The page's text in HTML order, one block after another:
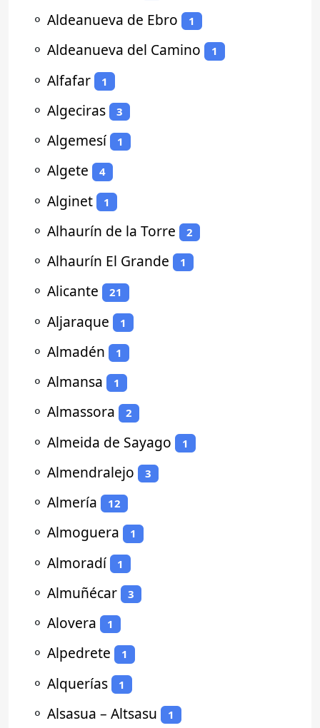
⚬ Aldeanueva de Ebro 1
⚬ Aldeanueva del Camino 1
⚬ Alfafar 1
⚬ Algeciras 3
⚬ Algemesí 1
⚬ Algete 4
⚬ Alginet 1
⚬ Alhaurín de la Torre 2
⚬ Alhaurín El Grande 1
⚬ Alicante 21
⚬ Aljaraque 1
⚬ Almadén 1
⚬ Almansa 1
⚬ Almassora 2
⚬ Almeida de Sayago 1
⚬ Almendralejo 3
⚬ Almería 12
⚬ Almoguera 1
⚬ Almoradí 1
⚬ Almuñécar 3
⚬ Alovera 1
⚬ Alpedrete 1
⚬ Alquerías 1
⚬ Alsasua – Altsasu 1